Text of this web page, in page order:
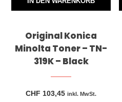
Original Konica
Minolta Toner – TN-
319K – Black
CHF 103,45 inkl. MwSt.